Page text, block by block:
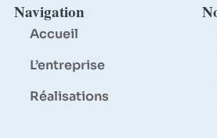
Navigation
Accueil
L’entreprise
Réalisations